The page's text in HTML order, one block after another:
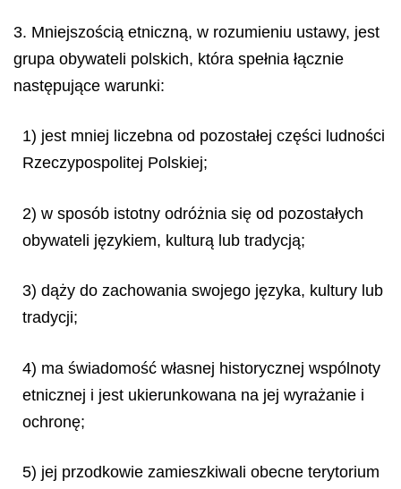
3. Mniejszością etniczną, w rozumieniu ustawy, jest
grupa obywateli polskich, która spełnia łącznie
następujące warunki:
1) jest mniej liczebna od pozostałej części ludności
Rzeczypospolitej Polskiej;
2) w sposób istotny odróżnia się od pozostałych
obywateli językiem, kulturą lub tradycją;
3) dąży do zachowania swojego języka, kultury lub
tradycji;
4) ma świadomość własnej historycznej wspólnoty
etnicznej i jest ukierunkowana na jej wyrażanie i
ochronę;
5) jej przodkowie zamieszkiwali obecne terytorium